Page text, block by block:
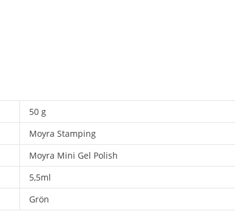
50 g
Moyra Stamping
Moyra Mini Gel Polish
5,5ml
Grön